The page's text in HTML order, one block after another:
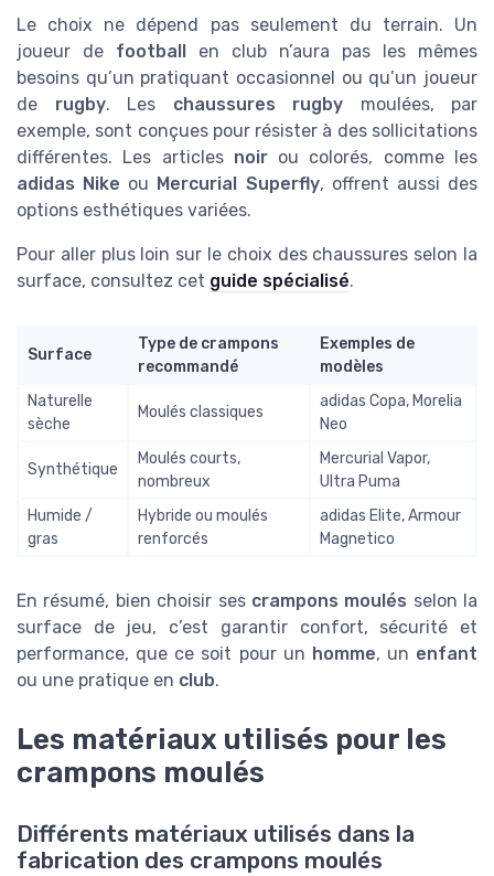
Le choix ne dépend pas seulement du terrain. Un
joueur de football en club n’aura pas les mêmes
besoins qu’un pratiquant occasionnel ou qu’un joueur
de rugby. Les chaussures rugby moulées, par
exemple, sont conçues pour résister à des sollicitations
différentes. Les articles noirou colorés, comme les
adidas Nike ou Mercurial Superfly, offrent aussi des
options esthétiques variées.
Pour aller plus loin sur le choix des chaussures selon la
surface, consultez cet guide spécialisé.
Surface
Type de crampons
recommandé
Exemples de
modèles
Naturelle
sèche
Moulés classiques
adidas Copa, Morelia
Neo
Synthétique
Moulés courts,
nombreux
Mercurial Vapor,
Ultra Puma
Humide /
gras
Hybride ou moulés
renforcés
adidas Elite, Armour
Magnetico
En résumé, bien choisir ses crampons moulés selon la
surface de jeu, c’est garantir confort, sécurité et
performance, que ce soit pour un homme, un enfant
ou une pratique en club.
Les matériaux utilisés pour les
crampons moulés
Différents matériaux utilisés dans la
fabrication des crampons moulés